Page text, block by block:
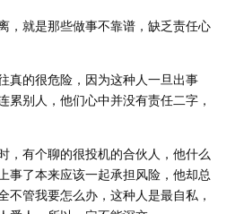
，就是那些做事不靠谱，缺乏责任心
真的很危险，因为这种人一旦出事
累别人，他们心中并没有责任二字，
，有个聊的很投机的合伙人，他什么
事了本来应该一起承担风险，他却总
不管我要怎么办，这种人是最自私，